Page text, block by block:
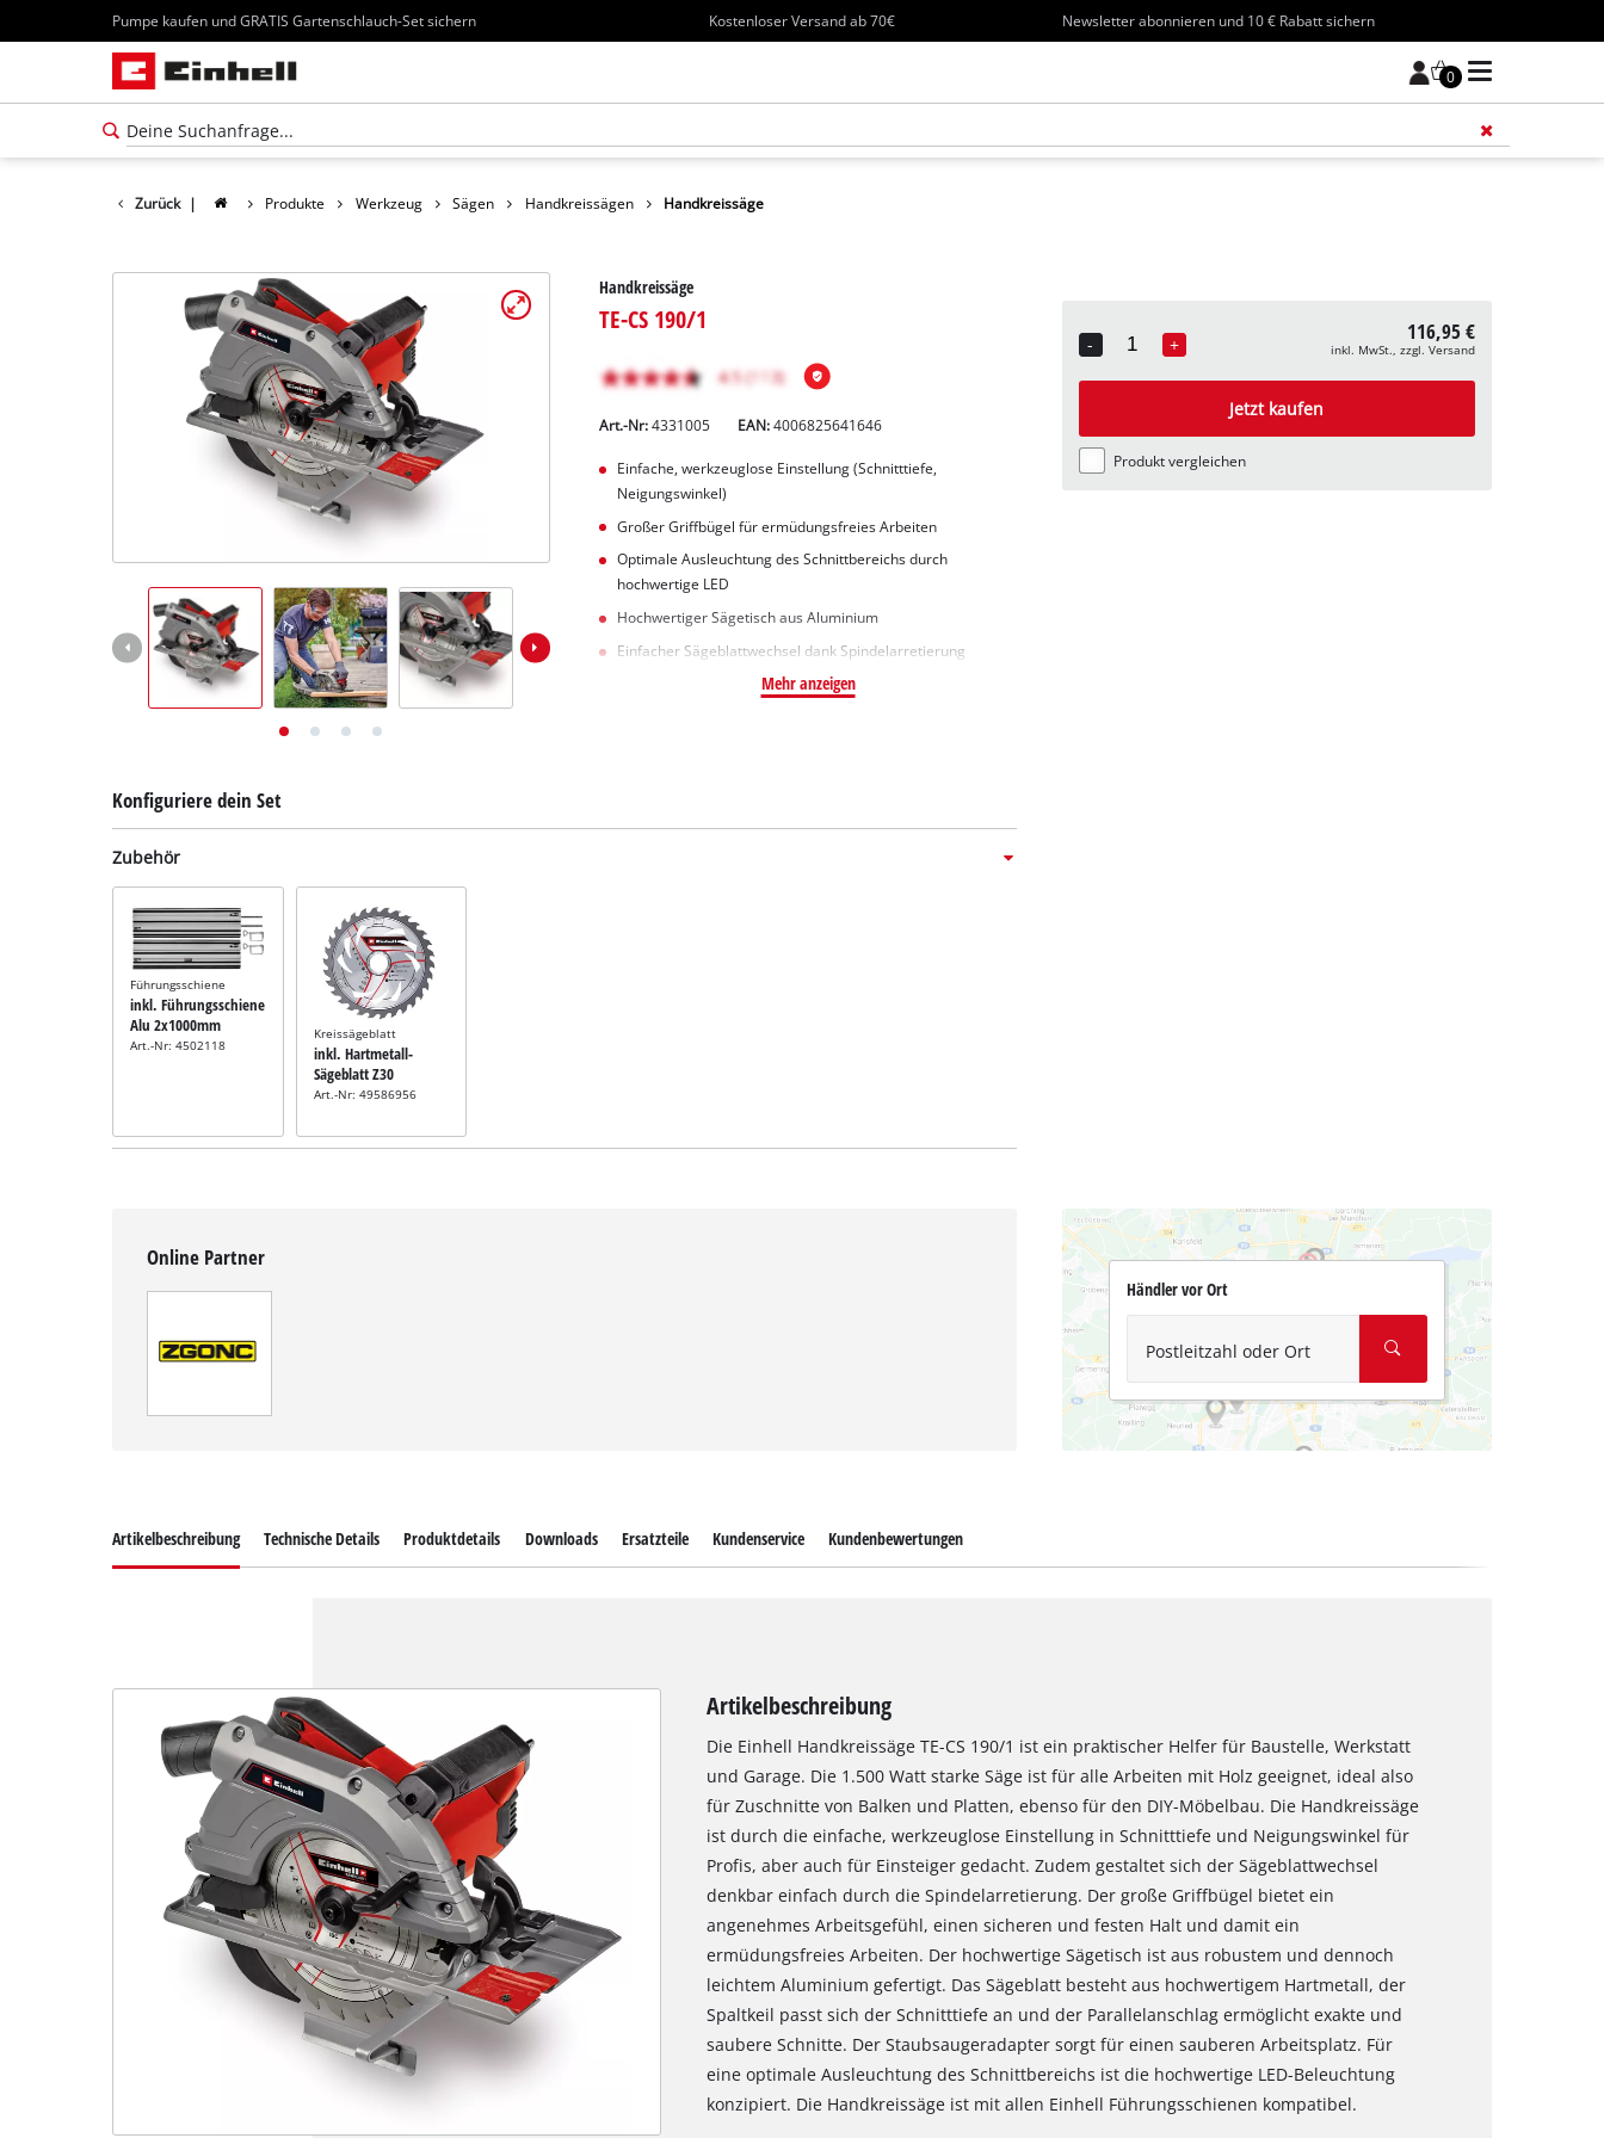
Pumpe kaufen und GRATIS Gartenschlauch-Set sichern Kostenloser Versand ab 70€ Newsletter abonnieren und 10 € Rabatt sichern
0
Zurück | Produkte Werkzeug Sägen Handkreissägen Handkreissäge
Handkreissäge
TE-CS 190/1
Art.-Nr:4331005 EAN:4006825641646
Einfache, werkzeuglose Einstellung (Schnitttiefe,
Neigungswinkel)
Großer Griffbügel für ermüdungsfreies Arbeiten
Optimale Ausleuchtung des Schnittbereichs durch
hochwertige LED
Hochwertiger Sägetisch aus Aluminium
Einfacher Sägeblattwechsel dank Spindelarretierung
Mehr anzeigen
Konfiguriere dein Set
Zubehör
Führungsschiene
inkl. Führungsschiene
Alu 2x1000mm
Art.-Nr: 4502118
Kreissägeblatt
inkl. Hartmetall-
Sägeblatt Z30
Art.-Nr: 49586956
-
Quantity
+ 116,95 €
inkl. MwSt., zzgl. Versand
Jetzt kaufen
Produkt vergleichen
Online Partner
Händler vor Ort
Postleitzahl oder Ort
Artikelbeschreibung Technische Details Produktdetails Downloads Ersatzteile Kundenservice Kundenbewertungen
Artikelbeschreibung
Die Einhell Handkreissäge TE-CS 190/1 ist ein praktischer Helfer für Baustelle, Werkstatt
und Garage. Die 1.500 Watt starke Säge ist für alle Arbeiten mit Holz geeignet, ideal also
für Zuschnitte von Balken und Platten, ebenso für den DIY-Möbelbau. Die Handkreissäge
ist durch die einfache, werkzeuglose Einstellung in Schnitttiefe und Neigungswinkel für
Profis, aber auch für Einsteiger gedacht. Zudem gestaltet sich der Sägeblattwechsel
denkbar einfach durch die Spindelarretierung. Der große Griffbügel bietet ein
angenehmes Arbeitsgefühl, einen sicheren und festen Halt und damit ein
ermüdungsfreies Arbeiten. Der hochwertige Sägetisch ist aus robustem und dennoch
leichtem Aluminium gefertigt. Das Sägeblatt besteht aus hochwertigem Hartmetall, der
Spaltkeil passt sich der Schnitttiefe an und der Parallelanschlag ermöglicht exakte und
saubere Schnitte. Der Staubsaugeradapter sorgt für einen sauberen Arbeitsplatz. Für
eine optimale Ausleuchtung des Schnittbereichs ist die hochwertige LED-Beleuchtung
konzipiert. Die Handkreissäge ist mit allen Einhell Führungsschienen kompatibel.